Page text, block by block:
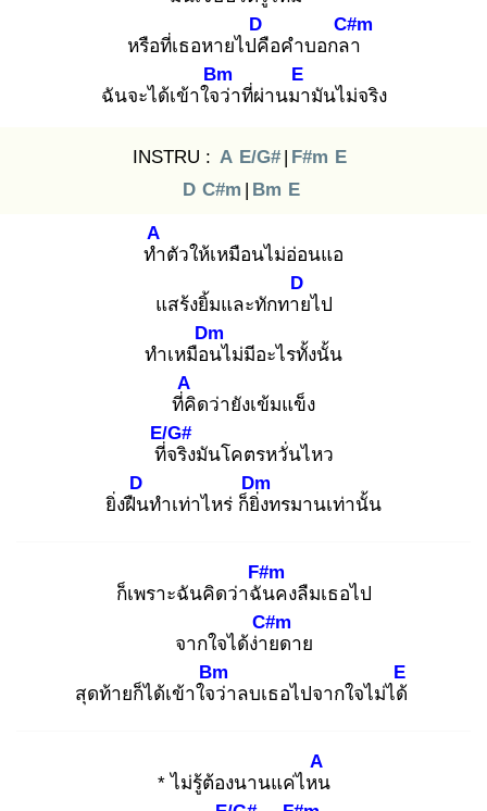
หรือที่เธอหายไปคื
D
อคำบอกลา
C#m
ฉันจะได้เข้าใจว่
Bm
าที่ผ่านมา
E
มันไม่จริง
INSTRU : A E/G# | F#m E
D C#m | Bm E
ทำ
A
ตัวให้เหมือนไม่อ่อนแอ
แสร้งยิ้มและทักทาย
D
ไป
ทำเหมือน
Dm
ไม่มีอะไรทั้งนั้น
ที่คิ
A
ดว่ายังเข้มแข็ง
ที่จ
E/G#
ริงมันโคตรหวั่นไหว
ยิ่งฝืน
D
ทำเท่าไหร่ ก็ยิ่ง
Dm
ทรมานเท่านั้น
ก็เพราะฉันคิดว่าฉัน
F#m
คงลืมเธอไป
จากใจได้ง่าย
C#m
ดาย
สุดท้ายก็ได้เข้าใจว่
Bm
าลบเธอไปจากใจไม่ได้
E
* ไม่รู้ต้องนานแค่ไหน
A